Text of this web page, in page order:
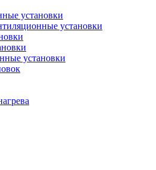
установки
установки
установки